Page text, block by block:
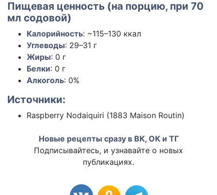
Пищевая ценность (на порцию, при 70
мл содовой)
Калорийность: ~115–130 ккал
Углеводы: 29–31 г
Жиры: 0 г
Белки: 0 г
Алкоголь: 0%
Источники:
Raspberry Nodaiquiri (1883 Maison Routin)
Новые рецепты сразу в ВК, ОК и ТГ
Подписывайтесь, и узнавайте о новых
публикациях.